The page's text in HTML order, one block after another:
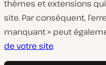
thèmes et extensions
site. Par conséquent,
manquant » peut
de votre site.